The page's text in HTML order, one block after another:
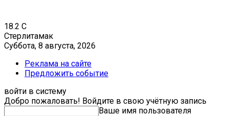
18.2 C
Стерлитамак
Суббота, 8 августа, 2026
Реклама на сайте
Предложить событие
войти в систему
Добро пожаловать! Войдите в свою учётную запись
Ваше имя пользователя